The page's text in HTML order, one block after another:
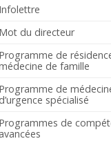
Infolettre
Mot du directeur
Programme de
de famille
Programme de
d’urgence spécialisé
Programmes de